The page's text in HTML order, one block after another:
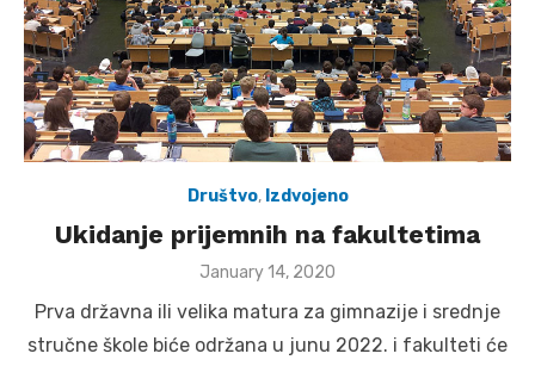
Društvo, Izdvojeno
Ukidanje prijemnih na fakultetima
Posted
January 14, 2020
Prva državna ili velika matura za gimnazije i srednje
stručne škole biće održana u junu 2022. i fakulteti će